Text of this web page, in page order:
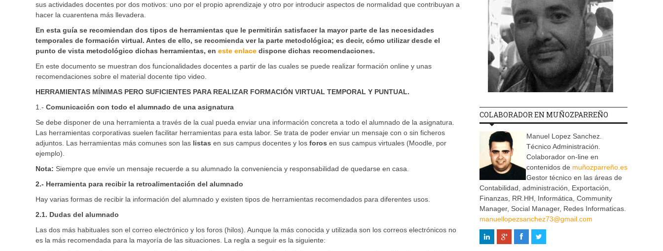
sus actividades docentes por dos motivos: uno por el propio aprendizaje y otro por introducir aspectos de normalidad que contribuyan a
hacer la cuarentena más llevadera.
En esta guía se recomiendan dos tipos de herramientas que le permitirán satisfacer la mayor parte de las necesidades
temporales de formación virtual. Antes de ello, se recomienda ver la parte metodológica; es decir, cómo utilizar desde el
punto de vista metodológico dichas herramientas, en este enlace dispone dichas recomendaciones.
En este documento se muestran dos funcionalidades docentes a partir de las cuales se puede realizar formación online y unas
recomendaciones sobre el material docente tipo video.
HERRAMIENTAS MÍNIMAS PERO SUFICIENTES PARA REALIZAR FORMACIÓN VIRTUAL TEMPORAL Y PUNTUAL.
1.- Comunicación con todo el alumnado de una asignatura
Se debe disponer de una herramienta a través de la cual pueda enviar una información concreta a todo el alumnado de la asignatura.
Las herramientas corporativas suelen facilitar herramientas para esta labor. Se trata de poder enviar un mensaje con o sin ficheros
adjuntos. Las herramientas más comunes son las listas en sus campus docentes y los foros en sus campus virtuales (Moodle, por
ejemplo).
Nota: Siempre que envíe un mensaje recuerde a su alumnado la conveniencia y responsabilidad de quedarse en casa.
2.- Herramienta para recibir la retroalimentación del alumnado
Hay varias formas de recibir la información del alumnado y existen tipos de herramientas recomendados para diferentes usos.
2.1. Dudas del alumnado
Las dos más habituales son el correo electrónico y los foros (hilos). Aunque la más conocida y utilizada son los correos electrónicos no
es la más recomendada para la mayoría de las situaciones. La regla a seguir es la siguiente:
COLABORADOR EN MUÑOZPARREÑO
Manuel Lopez Sanchez.
Técnico Administración.
Colaborador on-line en
contenidos de muñozparreño.es
Gestor técnico en las áreas de
Contabilidad, administración, Exportación,
Finanzas, RR.HH, Informática, Community
Manager, Social Manager, Redes Informaticas.
manuellopezsanchez73@gmail.com